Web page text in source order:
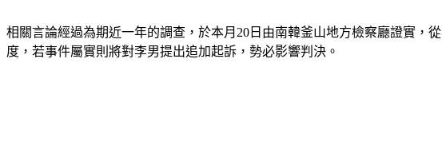
相關言論經過為期近一年的調查，於本月20日由南韓釜山地方檢察廳證實，
度，若事件屬實則將對李男提出追加起訴，勢必影響判決。